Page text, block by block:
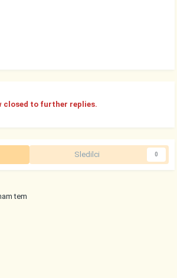
closed to further replies.
Sledilci 0
tem